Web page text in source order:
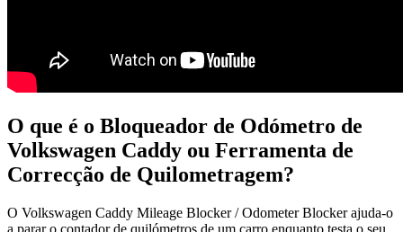
O que é o Bloqueador de Odómetro de
Volkswagen Caddy ou Ferramenta de
Correcção de Quilometragem?
O Volkswagen Caddy Mileage Blocker / Odometer Blocker ajuda-o